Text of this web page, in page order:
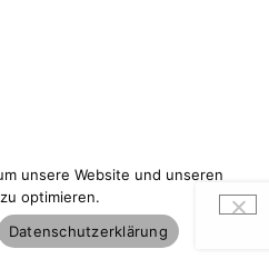
unsere Website und unseren
optimieren.
Datenschutzerklärung